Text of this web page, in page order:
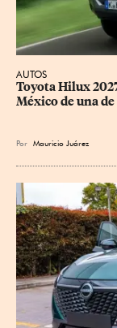
AUTOS
Toyota Hilux
México de una
Por Mauricio Juárez